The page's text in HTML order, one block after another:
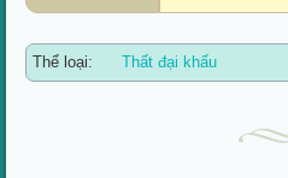
Thể loại: Thất đại khấu